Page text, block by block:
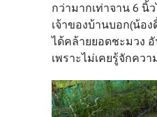
กว่ามากเท่าจาน 6 นิ้
เจ้าของบ้านบอก(น้อ
ได้คล้ายยอดชะมวง
เพราะไม่เคยรู้จักคว